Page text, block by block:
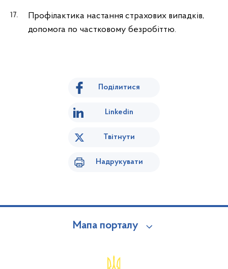
Профілактика настання страхових випадків,
допомога по частковому безробіттю.
Поділитися
Linkedin
Твітнути
Надрукувати
Мапа порталу